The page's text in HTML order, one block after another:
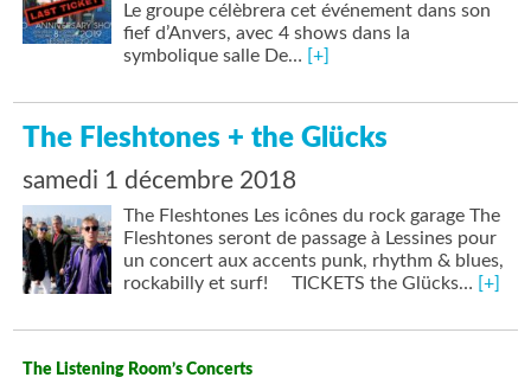
Le groupe célèbrera cet événement dans son
fief d’Anvers, avec 4 shows dans la
symbolique salle De… [+]
The Fleshtones + the Glücks
samedi 1 décembre 2018
The Fleshtones Les icônes du rock garage The
Fleshtones seront de passage à Lessines pour
un concert aux accents punk, rhythm & blues,
rockabilly et surf! TICKETS the Glücks… [+]
The Listening Room’s Concerts